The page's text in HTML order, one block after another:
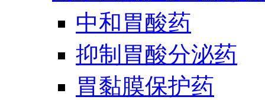
中和胃酸药
抑制胃酸分泌药
胃黏膜保护药